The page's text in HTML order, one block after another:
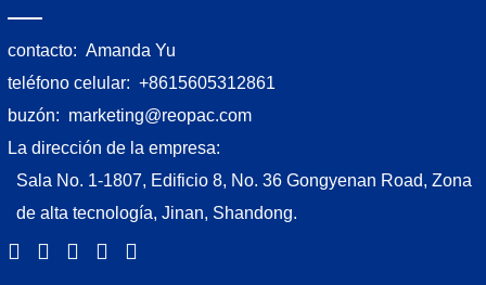
contacto: Amanda Yu
teléfono celular: +8615605312861
buzón: marketing@reopac.com
La dirección de la empresa:
Sala No. 1-1807, Edificio 8, No. 36 Gongyenan Road, Zona
de alta tecnología, Jinan, Shandong.